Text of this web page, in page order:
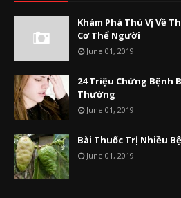
Khám Phá Thú Vị Về
Cơ Thể Người
June 01, 2019
24 Triệu Chứng Bệnh
Thường
June 01, 2019
Bài Thuốc Trị Nhiều
June 01, 2019